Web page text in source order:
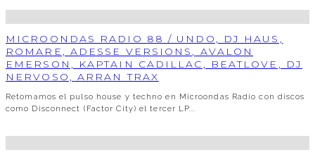
MICROONDAS RADIO 88 / UNDO, DJ HAUS,
ROMARE, ADESSE VERSIONS, AVALON
EMERSON, KAPTAIN CADILLAC, BEATLOVE, DJ
NERVOSO, ARRAN TRAX
Retomamos el pulso house y techno en Microondas Radio con discos
como Disconnect (Factor City) el tercer LP...